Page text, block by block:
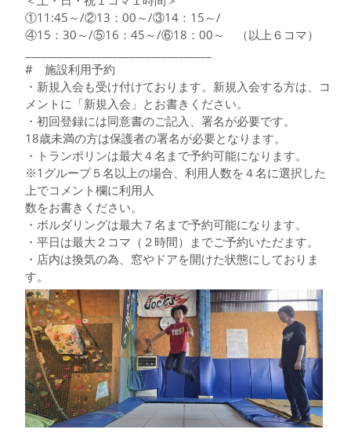
①11:45～/②13：00～/③14：15～/
④15：30～/⑤16：45～/⑥18：00～ （以上６コマ）
# 施設利用予約
・新規入会も受け付けております。新規入会する方は、コ
メントに「新規入会」とお書きください。
・初回登録には同意書のご記入、署名が必要です。
18歳未満の方は保護者の署名が必要となります。
・トランポリンは最大４名まで予約可能になります。
※1グループ５名以上の場合、利用人数を４名に選択した
上でコメント欄に利用人
数をお書きください。
・ボルダリングは最大７名まで予約可能になります。
・平日は最大２コマ（２時間）までご予約いただます。
・店内は換気の為、窓やドアを開けた状態にしておりま
す。